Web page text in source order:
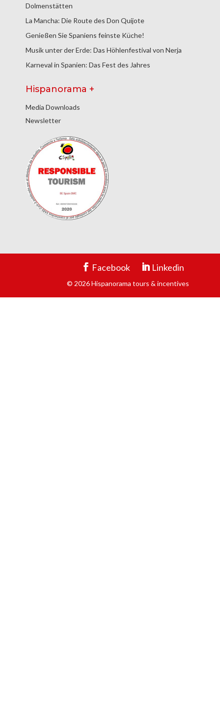
Dolmenstätten
La Mancha: Die Route des Don Quijote
Genießen Sie Spaniens feinste Küche!
Musik unter der Erde: Das Höhlenfestival von Nerja
Karneval in Spanien: Das Fest des Jahres
Hispanorama +
Media Downloads
Newsletter
Facebook Linkedin
© 2026 Hispanorama tours & incentives